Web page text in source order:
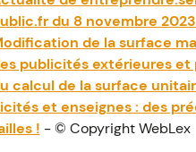
du 8 novembre 2023
de la surface
publicités extérieures et
calcul de la surface
et enseignes : des
! - © Copyright WebLex